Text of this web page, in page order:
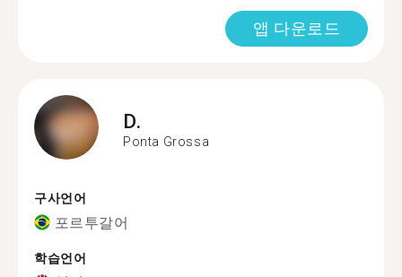
앱 다운로드
D.
Ponta Grossa
구사언어
포르투갈어
학습언어